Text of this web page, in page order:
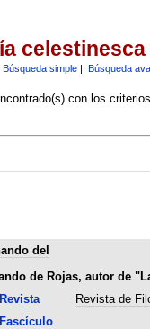
celestinesca
Búsqueda simple| Búsqueda
con los
del
de Rojas, autor de
Revista
Revista de
Fascículo